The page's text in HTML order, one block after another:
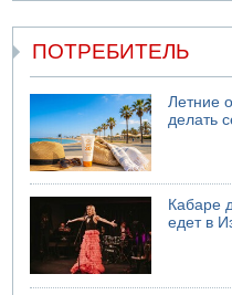
ПОТРЕБИТЕЛЬ
Летние
делать
Кабаре
едет в